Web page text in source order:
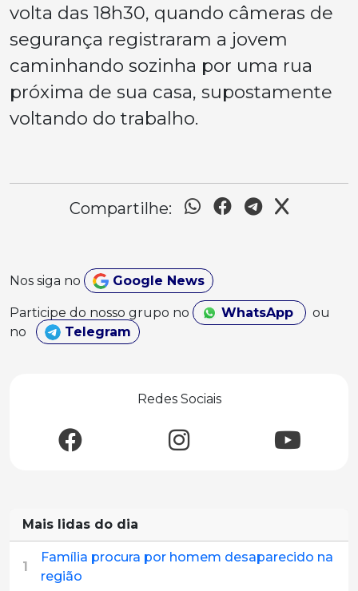
volta das 18h30, quando câmeras de
segurança registraram a jovem
caminhando sozinha por uma rua
próxima de sua casa, supostamente
voltando do trabalho.
Compartilhe:
Nos siga no Google News
Participe do nosso grupo no WhatsApp
ou
no
Telegram
Redes Sociais
Mais lidas do dia
1
Família procura por homem desaparecido na
região